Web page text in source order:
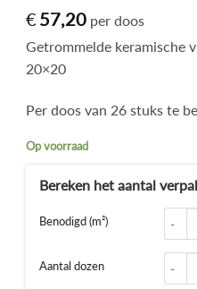
€ 57,20 per doos
Getrommelde keramische
20×20
Per doos van 26 stuks te
Op voorraad
Benodigd (m²)
Aantal dozen